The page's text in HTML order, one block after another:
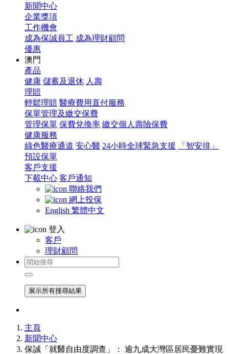
新聞中心
企業獎項
工作機會
成為保誠員工 成為理財顧問
優惠
澳門
產品
健康 儲蓄及退休 人壽
理賠
輕鬆理賠 醫療費用直付服務
保單管理及繳交保費
管理保單 保費兌換率 繳交個人壽險保費
健康服務
綠色醫療通道 安心醫 24小時全球緊急支援
「智安排」
預設保單
客戶支援
下載中心 客戶通知
聯絡我們
網上投保
English 繁體中文
登入
客戶
理財顧問
展示所有搜尋結果
主頁
新聞中心
保誠「就醫自由度調查」： 逾九成大灣區居民憂難實現